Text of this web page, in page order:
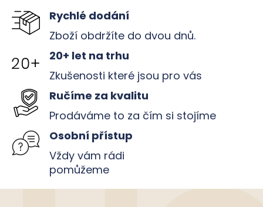
Rychlé dodání
Zboží obdržíte do dvou dnů.
20+ let na trhu
Zkušenosti které jsou pro vás
Ručíme za kvalitu
Prodáváme to za čím si stojíme
Osobní přístup
Vždy vám rádi
pomůžeme